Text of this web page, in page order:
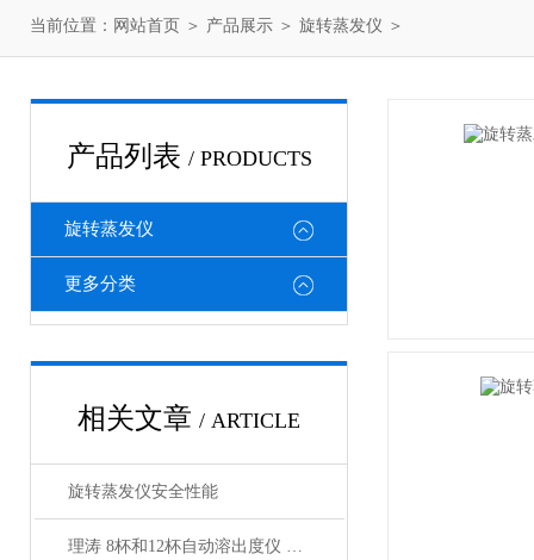
当前位置： 网站首页 ＞ 产品展示 ＞ 旋转蒸发仪 ＞
产品列表 / PRODUCTS
旋转蒸发仪
更多分类
相关文章 / ARTICLE
旋转蒸发仪安全性能
理涛 8杯和12杯自动溶出度仪 双区双控循环系统 双区双控搅拌系统